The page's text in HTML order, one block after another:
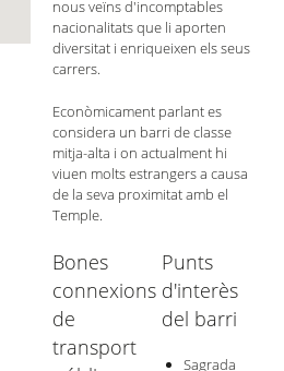
nous veïns d'incomptables
nacionalitats que li aporten
diversitat i enriqueixen els seus
carrers.
Econòmicament parlant es
considera un barri de classe
mitja-alta i on actualment hi
viuen molts estrangers a causa
de la seva proximitat amb el
Temple.
Bones
connexions
de
transport
Punts
d'interès
del barri
Sagrada